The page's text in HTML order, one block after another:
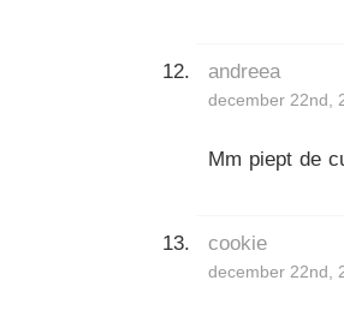
andreea
december 22nd,
Mm piept de
cookie
december 22nd,